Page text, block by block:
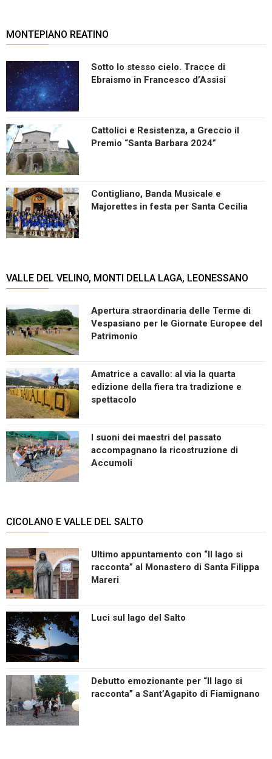
MONTEPIANO REATINO
Sotto lo stesso cielo. Tracce di
Ebraismo in Francesco d’Assisi
Cattolici e Resistenza, a Greccio il
Premio “Santa Barbara 2024”
Contigliano, Banda Musicale e
Majorettes in festa per Santa Cecilia
VALLE DEL VELINO, MONTI DELLA LAGA, LEONESSANO
Apertura straordinaria delle Terme di
Vespasiano per le Giornate Europee del
Patrimonio
Amatrice a cavallo: al via la quarta
edizione della fiera tra tradizione e
spettacolo
I suoni dei maestri del passato
accompagnano la ricostruzione di
Accumoli
CICOLANO E VALLE DEL SALTO
Ultimo appuntamento con “Il lago si
racconta” al Monastero di Santa Filippa
Mareri
Luci sul lago del Salto
Debutto emozionante per “Il lago si
racconta” a Sant’Agapito di Fiamignano